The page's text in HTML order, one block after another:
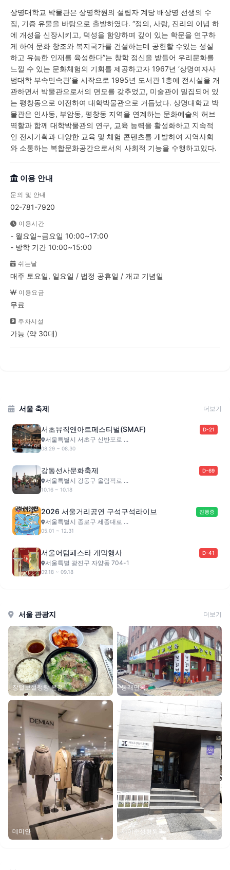
상명대학교 박물관은 상명학원의 설립자 계당 배상명 선생의 수
집, 기증 유물을 바탕으로 출발하였다. “정의, 사랑, 진리의 이념 하
에 개성을 신장시키고, 덕성을 함양하며 깊이 있는 학문을 연구하
게 하여 문화 창조와 복지국가를 건설하는데 공헌할 수있는 성실
하고 유능한 인재를 육성한다”는 창학 정신을 받들어 우리문화를
느낄 수 있는 문화체험의 기회를 제공하고자 1967년 ‘상명여자사
범대학 부속민속관’을 시작으로 1995년 도서관 1층에 전시실을 개
관하면서 박물관으로서의 면모를 갖추었고, 미술관이 밀집되어 있
는 평창동으로 이전하여 대학박물관으로 거듭났다. 상명대학교 박
물관은 인사동, 부암동, 평창동 지역을 연계하는 문화예술의 허브
역할과 함께 대학박물관의 연구, 교육 능력을 활성화하고 지속적
인 전시기획과 다양한 교육 및 체험 콘텐츠를 개발하여 지역사회
와 소통하는 복합문화공간으로서의 사회적 기능을 수행하고있다.
이용 안내
문의 및 안내
02-781-7920
이용시간
- 월요일~금요일 10:00~17:00
- 방학 기간 10:00~15:00
쉬는날
매주 토요일, 일요일 / 법정 공휴일 / 개교 기념일
이용요금
무료
주차시설
가능 (약 30대)
서울 축제 더보기
서초뮤직앤아트페스티벌(SMAF) D-21
서울특별시 서초구 신반포로 ...
08.29 ~ 08.30
강동선사문화축제 D-69
서울특별시 강동구 올림픽로 ...
10.16 ~ 10.18
2026 서울거리공연 구석구석라이브 진행중
서울특별시 종로구 세종대로 ...
05.01 ~ 12.31
서울어텀페스타 개막행사 D-41
서울특별 광진구 자양동 704-1
09.18 ~ 09.18
서울 관광지 더보기
장털보설렁탕 본점 봉래면옥
데미안 제이준성형외과